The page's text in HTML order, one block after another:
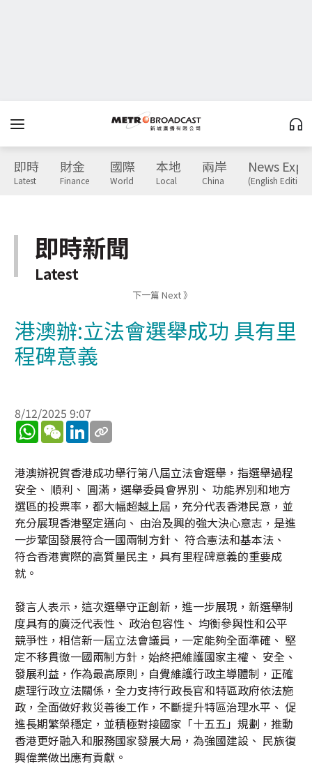
即時
Latest
財金
Finance
國際
World
本地
Local
兩岸
China
News
(English Edition)
即時新聞
Latest
下一篇 Next 》
港澳辦:立法會選舉成功 具有里
程碑意義
8/12/2025 9:07
WhatsApp
WeChatLinkedIn
港澳辦祝賀香港成功舉行第八屆立法會選舉，指選舉過程
安全、 順利、 圓滿，選舉委員會界別、 功能界別和地方
選區的投票率，都大幅超越上屆，充分代表香港民意，並
充分展現香港堅定邁向、 由治及興的強大決心意志，是進
一步鞏固發展符合一國兩制方針、 符合憲法和基本法、
符合香港實際的高質量民主，具有里程碑意義的重要成
就。
發言人表示，這次選舉守正創新，進一步展現，新選舉制
度具有的廣泛代表性、 政治包容性、 均衡參與性和公平
競爭性，相信新一屆立法會議員，一定能夠全面準確、 堅
定不移貫徹一國兩制方針，始終把維護國家主權、 安全、
發展利益，作為最高原則，自覺維護行政主導體制，正確
處理行政立法關係，全力支持行政長官和特區政府依法施
政，全面做好救災善後工作，不斷提升特區治理水平、 促
進長期繁榮穩定，並積極對接國家「十五五」規劃，推動
香港更好融入和服務國家發展大局，為強國建設、 民族復
興偉業做出應有貢獻。